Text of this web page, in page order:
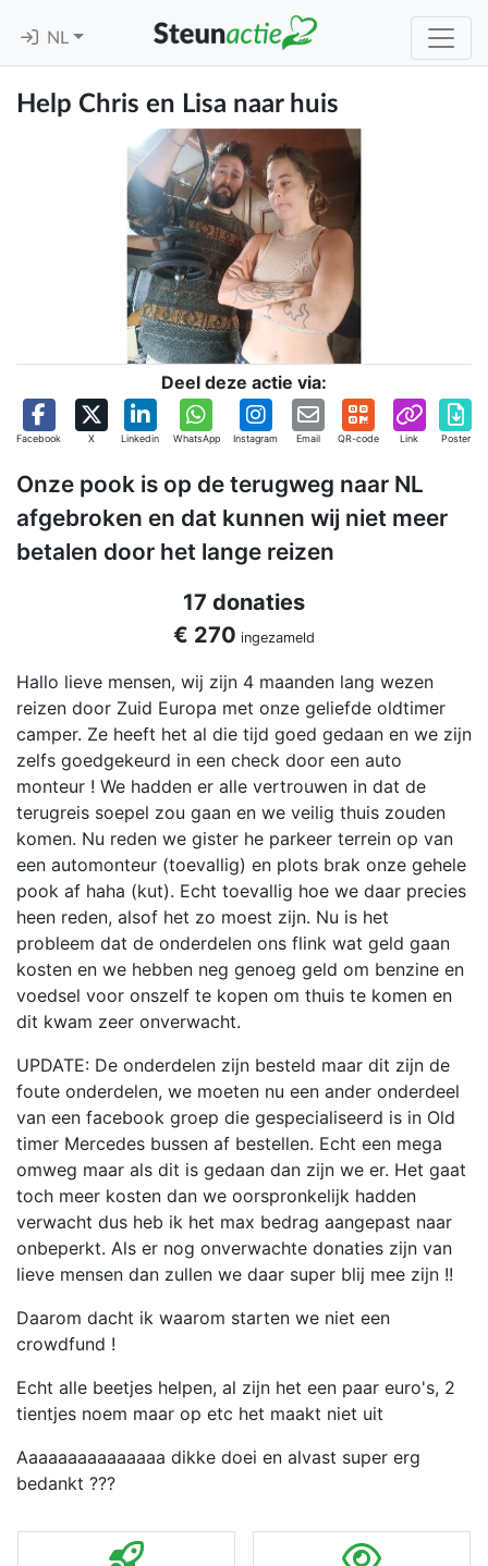
NL
Help Chris en Lisa naar huis
Deel deze actie via:
Facebook X Linkedin WhatsApp Instagram Email QR-code Link Poster
Onze pook is op de terugweg naar NL
afgebroken en dat kunnen wij niet meer
betalen door het lange reizen
17 donaties
€ 270 ingezameld
Hallo lieve mensen, wij zijn 4 maanden lang wezen
reizen door Zuid Europa met onze geliefde oldtimer
camper. Ze heeft het al die tijd goed gedaan en we zijn
zelfs goedgekeurd in een check door een auto
monteur ! We hadden er alle vertrouwen in dat de
terugreis soepel zou gaan en we veilig thuis zouden
komen. Nu reden we gister he parkeer terrein op van
een automonteur (toevallig) en plots brak onze gehele
pook af haha (kut). Echt toevallig hoe we daar precies
heen reden, alsof het zo moest zijn. Nu is het
probleem dat de onderdelen ons flink wat geld gaan
kosten en we hebben neg genoeg geld om benzine en
voedsel voor onszelf te kopen om thuis te komen en
dit kwam zeer onverwacht.
UPDATE: De onderdelen zijn besteld maar dit zijn de
foute onderdelen, we moeten nu een ander onderdeel
van een facebook groep die gespecialiseerd is in Old
timer Mercedes bussen af bestellen. Echt een mega
omweg maar als dit is gedaan dan zijn we er. Het gaat
toch meer kosten dan we oorspronkelijk hadden
verwacht dus heb ik het max bedrag aangepast naar
onbeperkt. Als er nog onverwachte donaties zijn van
lieve mensen dan zullen we daar super blij mee zijn !!
Daarom dacht ik waarom starten we niet een
crowdfund !
Echt alle beetjes helpen, al zijn het een paar euro's, 2
tientjes noem maar op etc het maakt niet uit
Aaaaaaaaaaaaaaa dikke doei en alvast super erg
bedankt ???